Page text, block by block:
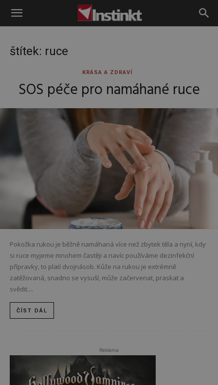
Instinkt
štítek: ruce
KRÁSA A ZDRAVÍ
SOS péče pro namáhané ruce
Pokožka rukou je běžně namáhaná více než zbytek těla a nyní, kdy
si ruce myjeme mnohem častěji a navíc používáme dezinfekční
přípravky, to platí dvojnásob. Kůže na rukou je extrémně
zatěžovaná, snadno se vysuší, může začervenat, praskat a
svědit....
ČÍST DÁL
Reklama